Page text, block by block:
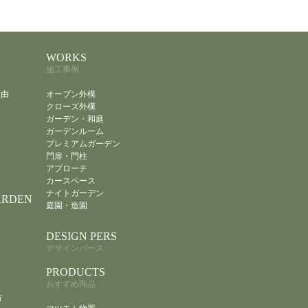
WORKS
施工事例
オープン外構
クローズ外構
ガーデン・和庭
ガーデンルーム
プレミアムガーデン
門扉・門柱
アプローチ
カースペース
ナイトガーデン
庭園・造園
DESIGN PERS
デザインパース
PRODUCTS
おすすめ商品